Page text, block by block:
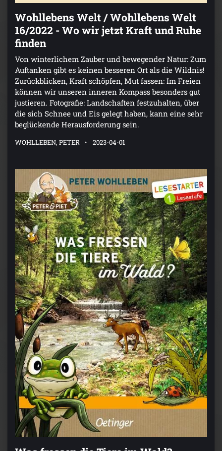
Wohllebens Welt / Wohllebens Welt
16/2022 - Wo wir jetzt Kraft und Ruhe
finden
Von winterlichem Zauber und bewegender Natur: Zum
Auftanken gibt es keinen besseren Ort als die Wildnis!
Zurückblicken, Kraft schöpfen, Mut fassen: Im Freien
können wir unseren inneren Kompass besonders gut
justieren. Fotografie: Landschaften festzuhalten, über
die sich Schnee und Eis gelegt haben, kann eine sehr
beglückende Herausforderung sein.
WOHLLEBEN, PETER 2023-04-01
Was fressen die Tiere im Wald?